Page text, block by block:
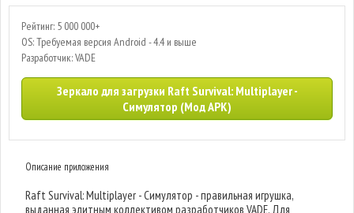
Рейтинг: 5 000 000+
OS: Требуемая версия Android - 4.4 и выше
Разработчик: VADE
Зеркало для загрузки Raft Survival: Multiplayer -
Симулятор (Мод APK)
Описание приложения
Raft Survival: Multiplayer - Симулятор - правильная игрушка,
выданная элитным коллективом разработчиков VADE. Для